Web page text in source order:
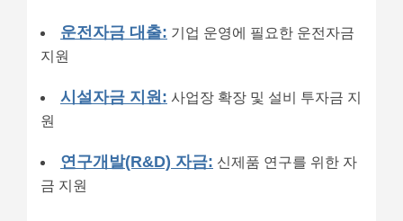
운전자금 대출: 기업 운영에 필요한 운전자금
지원
시설자금 지원: 사업장 확장 및 설비 투자금 지
원
연구개발(R&D) 자금: 신제품 연구를 위한 자
금 지원